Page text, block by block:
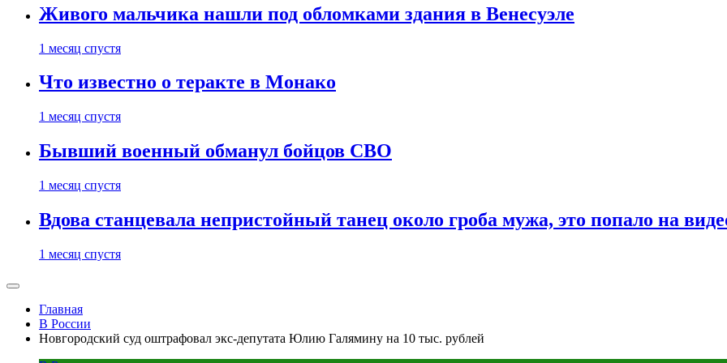
Живого мальчика нашли под обломками здания в Венесуэле
1 месяц спустя
Что известно о теракте в Монако
1 месяц спустя
Бывший военный обманул бойцов СВО
1 месяц спустя
Вдова станцевала непристойный танец около гроба мужа, это попало на
1 месяц спустя
Главная
В России
Новгородский суд оштрафовал экс-депутата Юлию Галямину на 10 тыс. рублей